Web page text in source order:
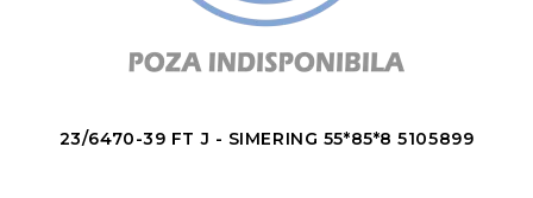
23/6470-39 FT J - SIMERING 55*85*8 5105899